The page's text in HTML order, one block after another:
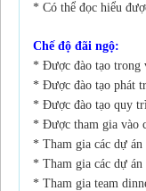
* Có thể đọc hiểu
Chế độ đãi ngộ:
* Được đào tạo trong
* Được đào tạo phát
* Được đào tạo quy
* Được tham gia vào
* Tham gia các dự
* Tham gia các dự
* Tham gia team